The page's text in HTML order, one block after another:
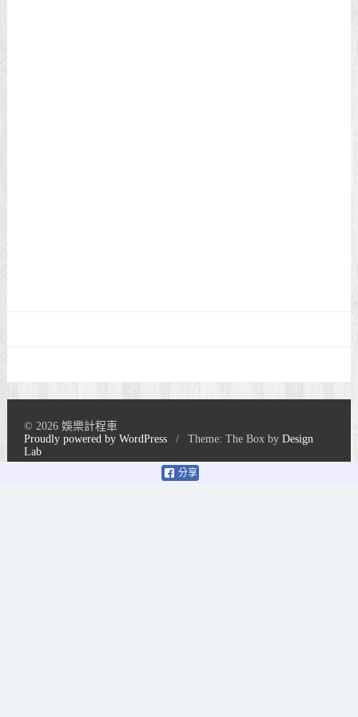
分享
© 2026 娛樂計程車
Proudly powered by WordPress
/ Theme: The Box byDesign
Lab